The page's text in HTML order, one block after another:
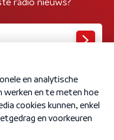
radio nieuws?